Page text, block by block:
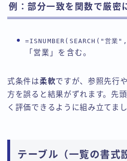
例：部分一致を関数で厳密
=ISNUMBER(SEARCH("営業
「営業」を含む。
式条件は柔軟ですが、参照先行
方を誤ると結果がずれます。先
く評価できるように組み立てまし
テーブル（一覧の書式